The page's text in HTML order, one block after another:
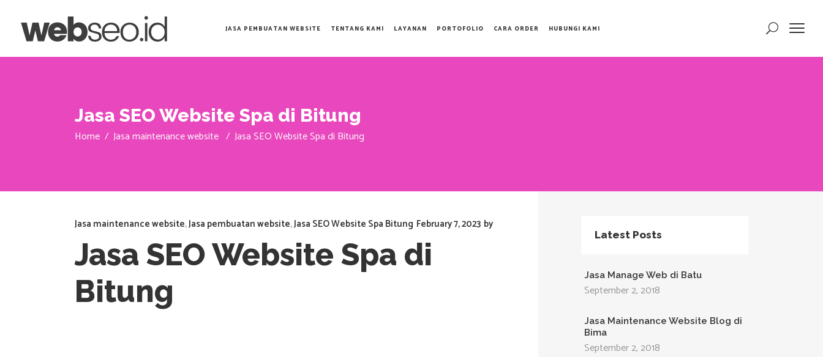
JASA PEMBUATAN WEBSITE TENTANG KAMI LAYANAN PORTOFOLIO CARA ORDER HUBUNGI KAMI
Jasa SEO Website Spa di Bitung
Home / Jasa maintenance website / Jasa SEO Website Spa di Bitung
Jasa maintenance website,Jasa pembuatan website,Jasa SEO Website Spa Bitung February 7, 2023 by
Jasa SEO Website Spa di
Bitung
Latest Posts
Jasa Manage Web di Batu
September 2, 2018
Jasa Maintenance Website Blog di
Bima
September 2, 2018